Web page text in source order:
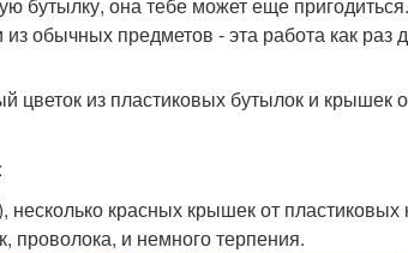
обычных предметов - эта работа как раз
цветок из пластиковых бутылок и крышек
красных крышек от
проволока, и немного терпения.